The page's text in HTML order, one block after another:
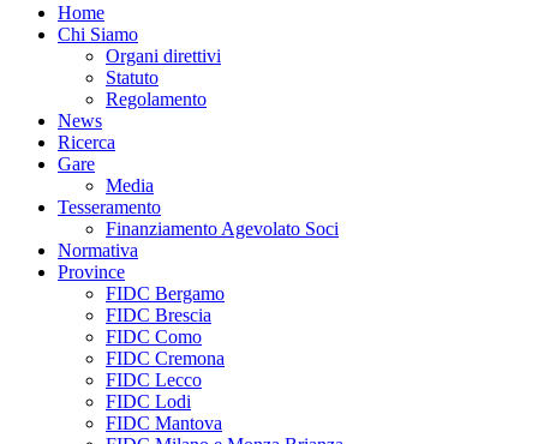
Home
Chi Siamo
Organi direttivi
Statuto
Regolamento
News
Ricerca
Gare
Media
Tesseramento
Finanziamento Agevolato Soci
Normativa
Province
FIDC Bergamo
FIDC Brescia
FIDC Como
FIDC Cremona
FIDC Lecco
FIDC Lodi
FIDC Mantova